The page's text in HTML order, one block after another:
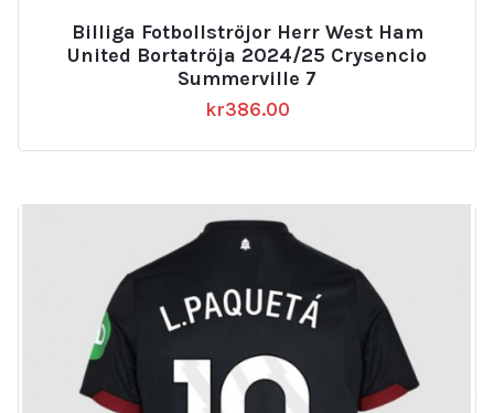
Billiga Fotbollströjor Herr West Ham
United Bortatröja 2024/25 Crysencio
Summerville 7
kr386.00